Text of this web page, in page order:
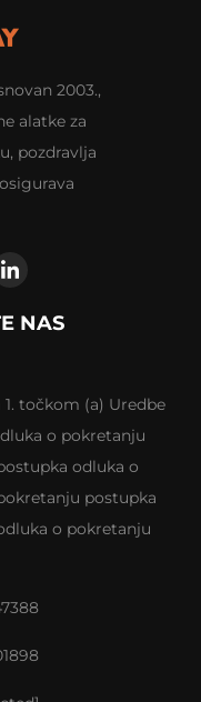
2003.,
alatke za
pozdravlja
NAS
1. točkom (a) Uredbe
o pokretanju
odluka o
postupka
o pokretanju